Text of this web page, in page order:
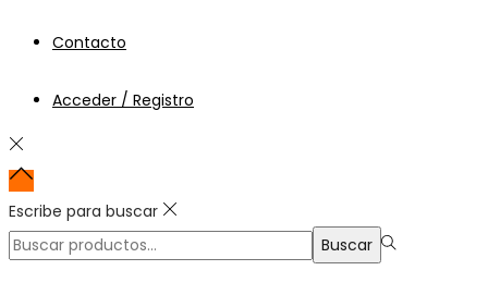
Contacto
Acceder / Registro
Escribe para buscar
Búsqueda
Buscar